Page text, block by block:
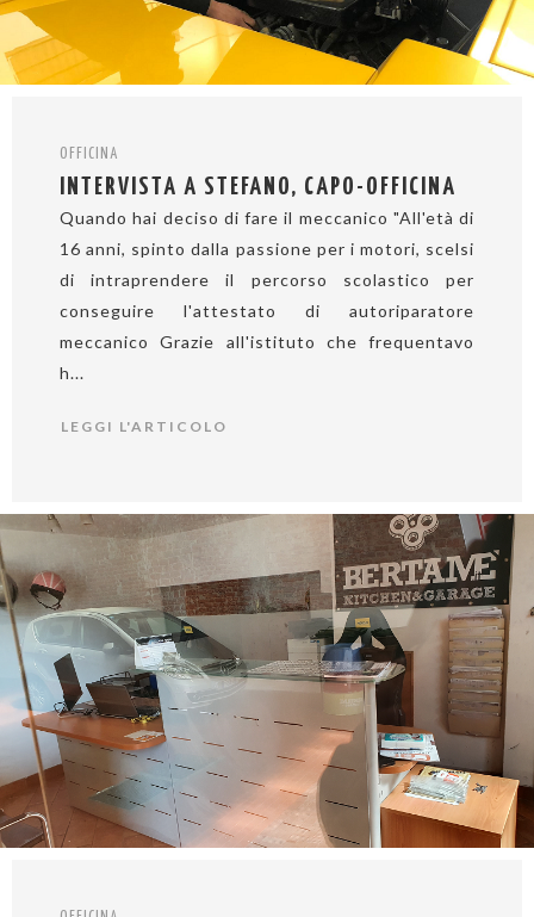
OFFICINA
INTERVISTA A STEFANO, CAPO-OFFICINA
Quando hai deciso di fare il meccanico "All'età di
16 anni, spinto dalla passione per i motori, scelsi
di intraprendere il percorso scolastico per
conseguire l'attestato di autoriparatore
meccanico Grazie all'istituto che frequentavo
h...
LEGGI L'ARTICOLO